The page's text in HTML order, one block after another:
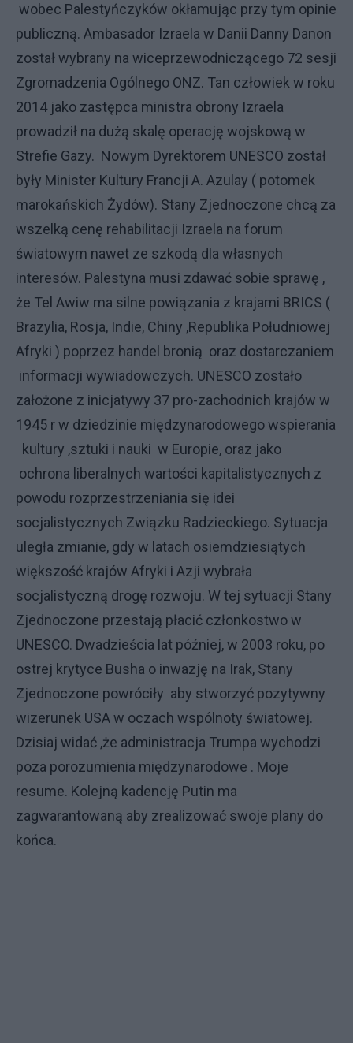
wobec Palestyńczyków okłamując przy tym opinie
publiczną. Ambasador Izraela w Danii Danny Danon
został wybrany na wiceprzewodniczącego 72 sesji
Zgromadzenia Ogólnego ONZ. Tan człowiek w roku
2014 jako zastępca ministra obrony Izraela
prowadził na dużą skalę operację wojskową w
Strefie Gazy. Nowym Dyrektorem UNESCO został
były Minister Kultury Francji A. Azulay ( potomek
marokańskich Żydów). Stany Zjednoczone chcą za
wszelką cenę rehabilitacji Izraela na forum
światowym nawet ze szkodą dla własnych
interesów. Palestyna musi zdawać sobie sprawę ,
że Tel Awiw ma silne powiązania z krajami BRICS (
Brazylia, Rosja, Indie, Chiny ,Republika Południowej
Afryki ) poprzez handel bronią oraz dostarczaniem
informacji wywiadowczych. UNESCO zostało
założone z inicjatywy 37 pro-zachodnich krajów w
1945 r w dziedzinie międzynarodowego wspierania
kultury ,sztuki i nauki w Europie, oraz jako
ochrona liberalnych wartości kapitalistycznych z
powodu rozprzestrzeniania się idei
socjalistycznych Związku Radzieckiego. Sytuacja
uległa zmianie, gdy w latach osiemdziesiątych
większość krajów Afryki i Azji wybrała
socjalistyczną drogę rozwoju. W tej sytuacji Stany
Zjednoczone przestają płacić członkostwo w
UNESCO. Dwadzieścia lat później, w 2003 roku, po
ostrej krytyce Busha o inwazję na Irak, Stany
Zjednoczone powróciły aby stworzyć pozytywny
wizerunek USA w oczach wspólnoty światowej.
Dzisiaj widać ,że administracja Trumpa wychodzi
poza porozumienia międzynarodowe . Moje
resume. Kolejną kadencję Putin ma
zagwarantowaną aby zrealizować swoje plany do
końca.